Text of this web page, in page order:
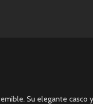
Su elegante